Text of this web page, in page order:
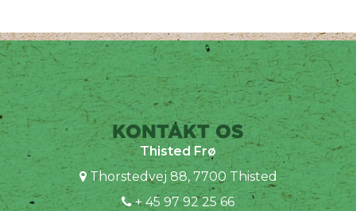
KONTAKT OS
Thisted Frø
Thorstedvej 88, 7700 Thisted
+ 45 97 92 25 66